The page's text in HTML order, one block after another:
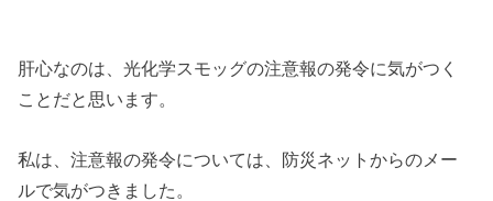
肝心なのは、光化学スモッグの注意報の発令に気がつく
ことだと思います。
私は、注意報の発令については、防災ネットからのメー
ルで気がつきました。